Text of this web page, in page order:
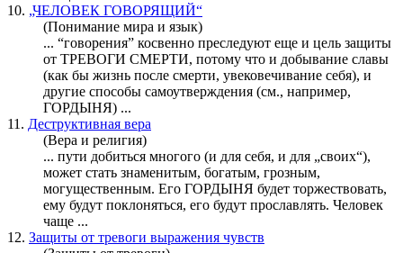
10. „ЧЕЛОВЕК ГОВОРЯЩИЙ“
(Понимание мира и язык)
... “говорения” косвенно преследуют еще и цель защиты
от ТРЕВОГИ СМЕРТИ, потому что и добывание славы
(как бы жизнь после смерти, увековечивание себя), и
другие способы самоутверждения (см., например,
ГОРДЫНЯ) ...
11. Деструктивная вера
(Вера и религия)
... пути добиться многого (и для себя, и для „своих“),
может стать знаменитым, богатым, грозным,
могущественным. Его ГОРДЫНЯ будет торжествовать,
ему будут поклоняться, его будут прославлять. Человек
чаще ...
12. Защиты от тревоги выражения чувств